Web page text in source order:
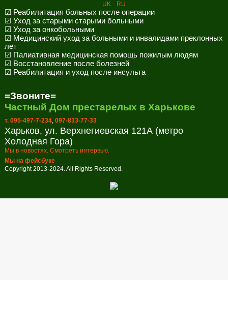
UK RU
☑ Реабилитация больных после операции
☑ Уход за старыми старыми больными
☑ Уход за онкобольными
☑ Медицинский уход за больными и инвалидами преклонных
лет
☑ Палиативная медицинская помощь пожилым людям
☑ Восстановление после болезней
☑ Реабилитация и уход после инсульта
=Звоните=
Частный Дом престарелых в Харькове
т. 095-497-7-234, 097-833-77-33
Харьков, ул. Верхнегиевская 121А (метро
Холодная Гора)
Мы в новостях. Смотреть интервью.
Мы на фейсбуке
Copyright 2013-2024. All Rights Reserved.